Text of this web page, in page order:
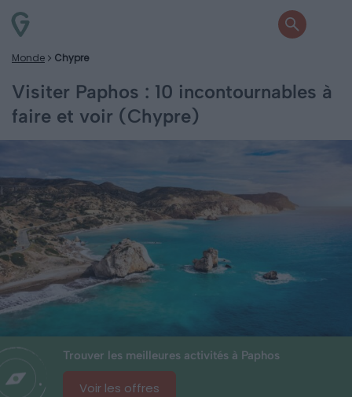
Monde Chypre
Visiter Paphos : 10 incontournables à
faire et voir (Chypre)
Trouver les meilleures activités à Paphos
Voir les offres